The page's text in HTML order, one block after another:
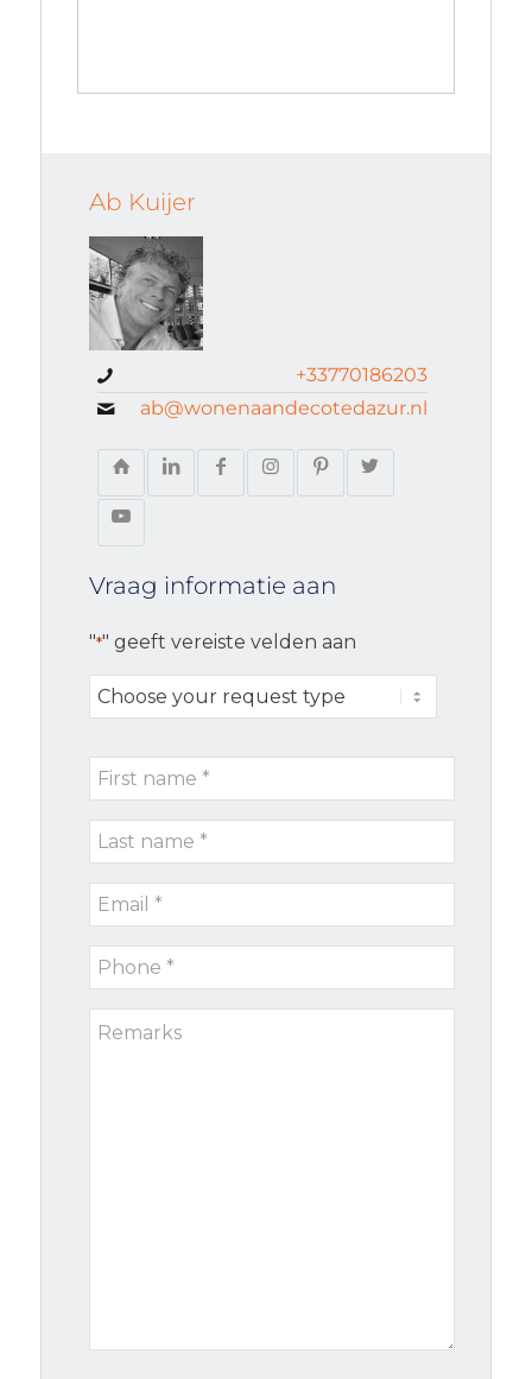
Ab Kuijer
+33770186203
ab@wonenaandecotedazur.nl
Vraag informatie aan
"*" geeft vereiste velden aan
Choose
your
type
First
name
Last
name
Email
*
Phone
*
Remarks